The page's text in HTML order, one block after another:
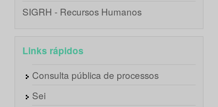
SIGRH - Recursos Humanos
Links rápidos
Consulta pública de processos
Sei